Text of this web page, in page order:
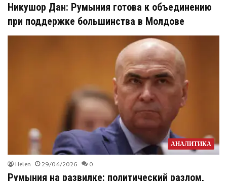
Никушор Дан: Румыния готова к объединению
при поддержке большинства в Молдове
АНАЛИТИКА
Helen 29/04/2026 0
Румыния на развилке: политический разлом,